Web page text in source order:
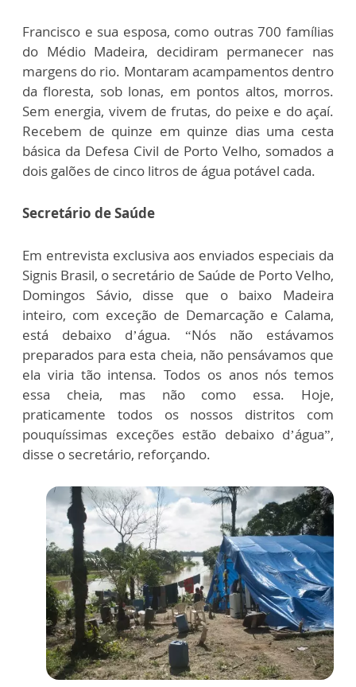
Francisco e sua esposa, como outras 700 famílias
do Médio Madeira, decidiram permanecer nas
margens do rio. Montaram acampamentos dentro
da floresta, sob lonas, em pontos altos, morros.
Sem energia, vivem de frutas, do peixe e do açaí.
Recebem de quinze em quinze dias uma cesta
básica da Defesa Civil de Porto Velho, somados a
dois galões de cinco litros de água potável cada.
Secretário de Saúde
Em entrevista exclusiva aos enviados especiais da
Signis Brasil, o secretário de Saúde de Porto Velho,
Domingos Sávio, disse que o baixo Madeira
inteiro, com exceção de Demarcação e Calama,
está debaixo d’água. “Nós não estávamos
preparados para esta cheia, não pensávamos que
ela viria tão intensa. Todos os anos nós temos
essa cheia, mas não como essa. Hoje,
praticamente todos os nossos distritos com
pouquíssimas exceções estão debaixo d’água”,
disse o secretário, reforçando.